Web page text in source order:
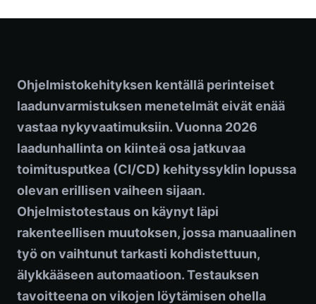
Ohjelmistokehityksen kentällä perinteiset
laadunvarmistuksen menetelmät eivät enää
vastaa nykyvaatimuksiin. Vuonna 2026
laadunhallinta on kiinteä osa jatkuvaa
toimitusputkea (CI/CD) kehityssyklin lopussa
olevan erillisen vaiheen sijaan.
Ohjelmistotestaus on käynyt läpi
rakenteellisen muutoksen, jossa manuaalinen
työ on vaihtunut tarkasti kohdistettuun,
älykkääseen automaatioon. Testauksen
tavoitteena on vikojen löytämisen ohella